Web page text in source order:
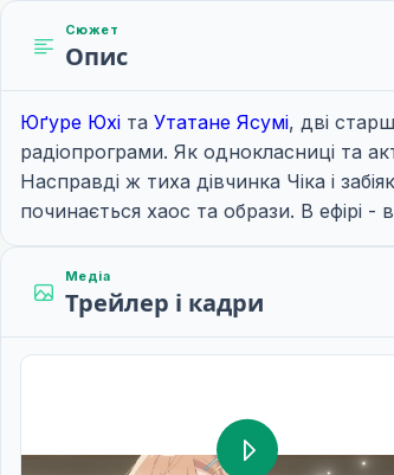
Сюжет
Опис
Юґуре Юхі та Утатане Ясумі, дві
радіопрограми. Як однокласниці та
Насправді ж тиха дівчинка Чіка і
починається хаос та образи. В ефірі
Медіа
Трейлер і кадри